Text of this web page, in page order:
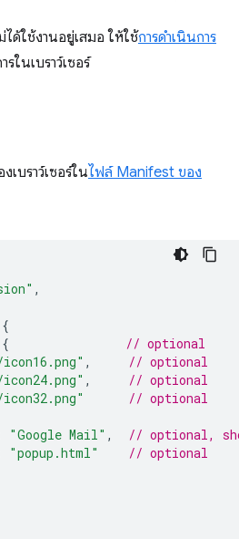
ด้ใช้งานอยู่เสมอ ให้ใช้การดำเนินการ
ในเบราว์เซอร์
เบราว์เซอร์ในไฟล์ Manifest ของ
,
{
{
// optional
,
// optional
,
// optional
// optional
"Google Mail" ,
// optional,
"popup.html"
// optional